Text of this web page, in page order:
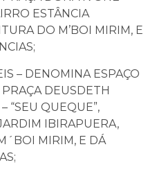
ESTÂNCIA
DO M’BOI MIRIM, E
– DENOMINA ESPAÇO
DEUSDETH
“SEU QUEQUE”,
IBIRAPUERA,
MIRIM, E DÁ